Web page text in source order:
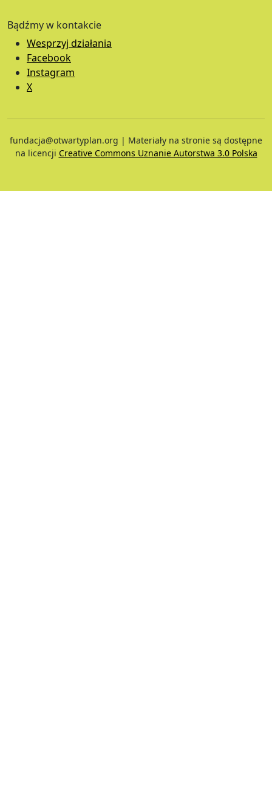
Bądźmy w kontakcie
Wesprzyj działania
Facebook
Instagram
X
fundacja@otwartyplan.org | Materiały na stronie są dostępne
na licencji Creative Commons Uznanie Autorstwa 3.0 Polska